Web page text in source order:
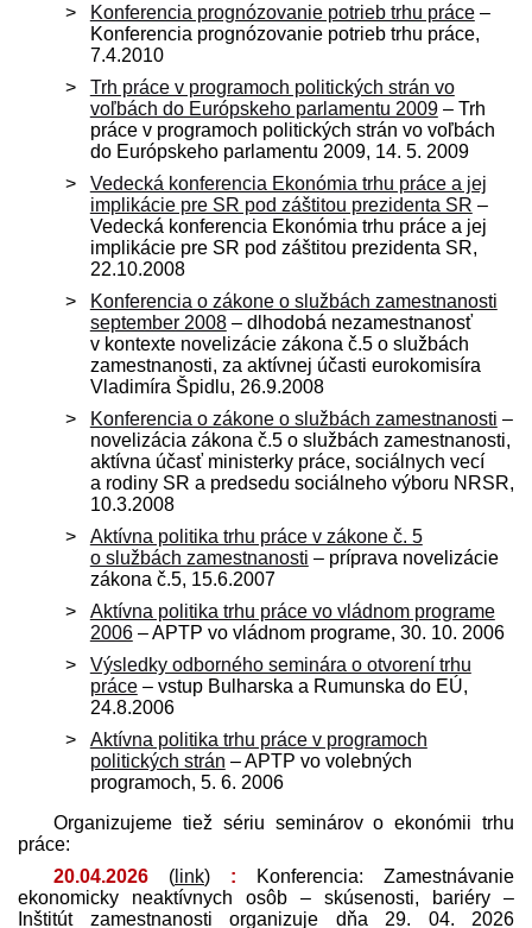
Konferencia prognózovanie potrieb trhu práce–
Konferencia prognózovanie potrieb trhu práce,
7.4.2010
Trh práce v programoch politických strán vo
voľbách do Európskeho parlamentu 2009– Trh
práce v programoch politických strán vo voľbách
do Európskeho parlamentu 2009, 14. 5. 2009
Vedecká konferencia Ekonómia trhu práce a jej
implikácie pre SR pod záštitou prezidenta SR –
Vedecká konferencia Ekonómia trhu práce a jej
implikácie pre SR pod záštitou prezidenta SR,
22.10.2008
Konferencia o zákone o službách zamestnanosti
september 2008– dlhodobá nezamestnanosť
v kontexte novelizácie zákona č.5 o službách
zamestnanosti, za aktívnej účasti eurokomisíra
Vladimíra Špidlu, 26.9.2008
Konferencia o zákone o službách zamestnanosti –
novelizácia zákona č.5 o službách zamestnanosti,
aktívna účasť ministerky práce, sociálnych vecí
a rodiny SR a pred­sedu sociálneho výboru NRSR,
10.3.2008
Aktívna politika trhu práce v zákone č. 5
o službách zamestnanosti – príprava novelizácie
zákona č.5, 15.6.2007
Aktívna politika trhu práce vo vládnom programe
2006– APTP vo vládnom programe, 30. 10. 2006
Výsledky odborného seminára o otvorení trhu
práce– vstup Bulharska a Rumunska do EÚ,
24.8.2006
Aktívna politika trhu práce v programoch
politických strán – APTP vo volebných
programoch, 5. 6. 2006
Organizujeme tiež sériu seminárov o ekonómii trhu
práce:
20.04.2026 ( link) : Konferencia: Zamestnávanie
ekonomicky neaktívnych osôb – skúsenosti, bariéry –
Inštitút zamestnanosti organizuje dňa 29. 04. 2026